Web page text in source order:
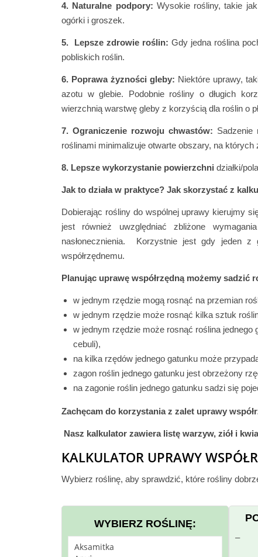
4. Naturalne podpory: Wysokie rośliny, takie
ogórki i groszek.
5. Lepsze zdrowie roślin: Gdy jedna roślina
pobliskich roślin.
6. Poprawa żyzności gleby: Niektóre uprawy,
azotu w glebie. Podobnie rośliny o długich
wierzchnią warstwę gleby z korzyścią dla roślin o
7. Ograniczenie rozwoju chwastów: Sadzenie
roślinami minimalizuje otwarte obszary, na
8. Lepsze wykorzystanie powierzchni działki/
Jak to działa w praktyce? Jak skorzystać z
Dobierając rośliny do wspólnej uprawy kierujmy
jest również uwzględniać zbliżone
nasłonecznienia. Korzystnie jest gdy jeden z
współrzędnemu.
Planując uprawę współrzędną możemy sadzić
w jednym rzędzie mogą rosnąć na przemian
w jednym rzędzie może rosnąć kilka sztuk
w jednym rzędzie może rosnąć roślina
cebuli),
na kilka rzędów jednego gatunku może
zagon roślin jednego gatunku jest obrzeżony
na zagonie roślin jednego gatunku sadzi się
Zachęcam do korzystania z zalet uprawy
Nasz kalkulator zawiera listę warzyw, ziół i
KALKULATOR UPRAWY
Wybierz roślinę, aby sprawdzić, które rośliny
WYBIERZ ROŚLINĘ:
–